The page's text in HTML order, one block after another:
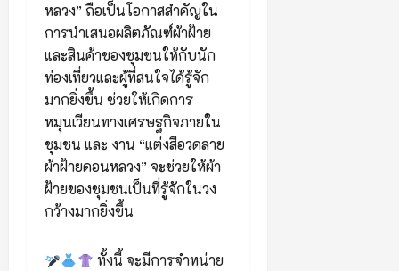
หลวง” ถือเป็นโอกาสสำคัญใน
การนำเสนอผลิตภัณฑ์ผ้าฝ้าย
และสินค้าของชุมชนให้กับนัก
ท่องเที่ยวและผู้ที่สนใจได้รู้จัก
มากยิ่งขึ้น ช่วยให้เกิดการ
หมุนเวียนทางเศรษฐกิจภายใน
ชุมชน และ งาน “แต่งสีอวดลาย
ผ้าฝ้ายดอนหลวง” จะช่วยให้ผ้า
ฝ้ายของชุมชนเป็นที่รู้จักในวง
กว้างมากยิ่งขึ้น
ทั้งนี้ จะมีการจำหน่าย